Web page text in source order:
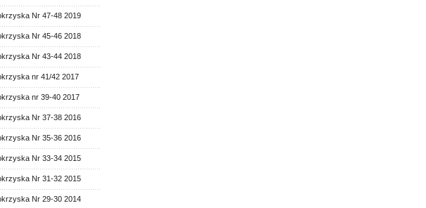
Nr 47-48 2019
Nr 45-46 2018
Nr 43-44 2018
nr 41/42 2017
nr 39-40 2017
Nr 37-38 2016
Nr 35-36 2016
Nr 33-34 2015
Nr 31-32 2015
Nr 29-30 2014